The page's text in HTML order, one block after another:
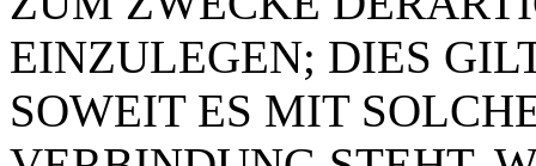
EINZULEGEN; DIES
SOWEIT ES MIT